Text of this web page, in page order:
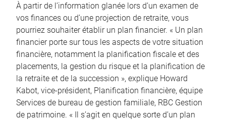
À partir de l’information glanée lors d’un examen de
vos finances ou d’une projection de retraite, vous
pourriez souhaiter établir un plan financier. « Un plan
financier porte sur tous les aspects de votre situation
financière, notamment la planification fiscale et des
placements, la gestion du risque et la planification de
la retraite et de la succession », explique Howard
Kabot, vice-président, Planification financière, équipe
Services de bureau de gestion familiale, RBC Gestion
de patrimoine. « Il s’agit en quelque sorte d’un plan